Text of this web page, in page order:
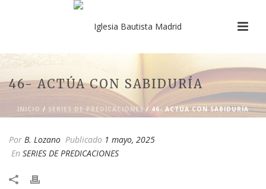
46- ACTÚA CON SABIDURÍA
INICIO / SERIES DE PREDICACIONES/ 46- ACTÚA CON SABIDURÍA
Por B. Lozano Publicado 1 mayo, 2025
En SERIES DE PREDICACIONES